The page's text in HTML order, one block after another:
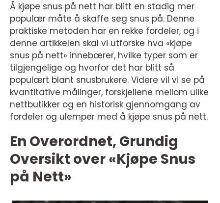
Å kjøpe snus på nett har blitt en stadig mer
populær måte å skaffe seg snus på. Denne
praktiske metoden har en rekke fordeler, og i
denne artikkelen skal vi utforske hva «kjøpe
snus på nett» innebærer, hvilke typer som er
tilgjengelige og hvorfor det har blitt så
populært blant snusbrukere. Videre vil vi se på
kvantitative målinger, forskjellene mellom ulike
nettbutikker og en historisk gjennomgang av
fordeler og ulemper med å kjøpe snus på nett.
En Overordnet, Grundig
Oversikt over «Kjøpe Snus
på Nett»